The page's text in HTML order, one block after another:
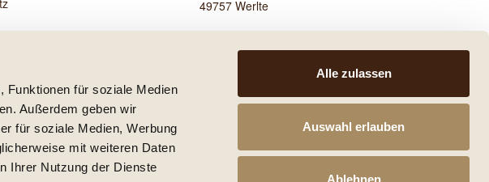
Funktionen für soziale Medien
Außerdem geben wir
für soziale Medien, Werbung
mit weiteren Daten
Ihrer Nutzung der Dienste
Alle zulassen
Auswahl erlauben
Ablehnen
49757 Werlte
wenn nicht anders beschrieben.
Sie bitte der Schaltfläche mit den Versandinformationen.